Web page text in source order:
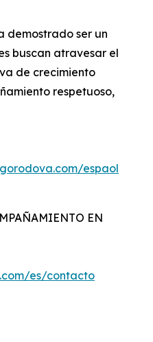
demostrado ser un
buscan atravesar el
de crecimiento
respetuoso,
espaol
EN
es/contacto